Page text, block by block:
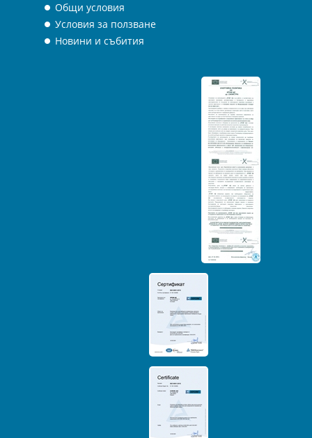
Общи условия
Условия за ползване
Новини и събития